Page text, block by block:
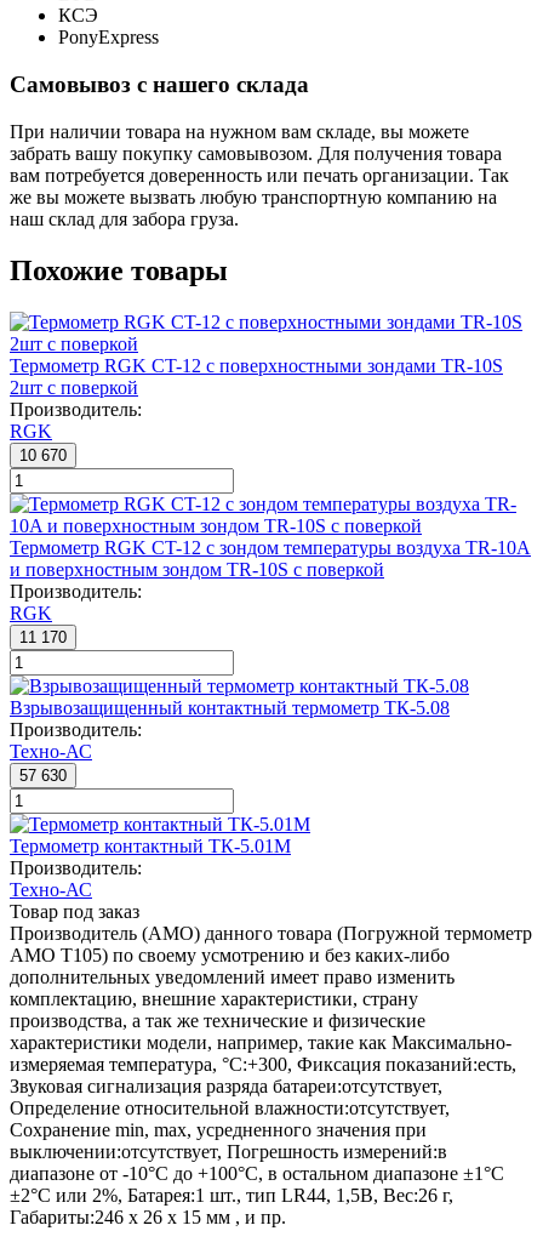
КСЭ
PonyExpress
Самовывоз с нашего склада
При наличии товара на нужном вам складе, вы можете
забрать вашу покупку самовывозом. Для получения товара
вам потребуется доверенность или печать организации. Так
же вы можете вызвать любую транспортную компанию на
наш склад для забора груза.
Похожие товары
Термометр RGK CT-12 с поверхностными зондами TR-10S
2шт с поверкой
Производитель:
RGK
10 670
Термометр RGK CT-12 с зондом температуры воздуха TR-10A
и поверхностным зондом TR-10S с поверкой
Производитель:
RGK
11 170
Взрывозащищенный контактный термометр ТК-5.08
Производитель:
Техно-АС
57 630
Термометр контактный ТК-5.01М
Производитель:
Техно-АС
Товар под заказ
Производитель (AMO) данного товара (Погружной термометр
AMO T105) по своему усмотрению и без каких-либо
дополнительных уведомлений имеет право изменить
комплектацию, внешние характеристики, страну
производства, а так же технические и физические
характеристики модели, например, такие как Максимально-
измеряемая температура, °С:+300, Фиксация показаний:есть,
Звуковая сигнализация разряда батареи:отсутствует,
Определение относительной влажности:отсутствует,
Сохранение min, max, усредненного значения при
выключении:отсутствует, Погрешность измерений:в
диапазоне от -10°С до +100°С, в остальном диапазоне ±1°С
±2°С или 2%, Батарея:1 шт., тип LR44, 1,5В, Вес:26 г,
Габариты:246 x 26 х 15 мм , и пр.